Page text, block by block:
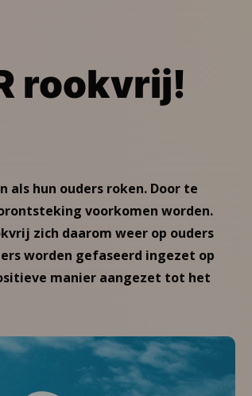
rookvrij!
als hun ouders roken. Door te
voorkomen worden.
zich daarom weer op ouders
worden gefaseerd ingezet op
manier aangezet tot het